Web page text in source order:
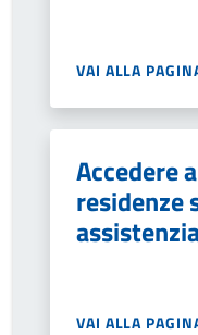
VAI ALLA
Accedere
residenze
VAI ALLA